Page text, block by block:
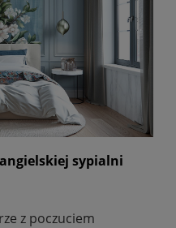
sypialni
z poczuciem